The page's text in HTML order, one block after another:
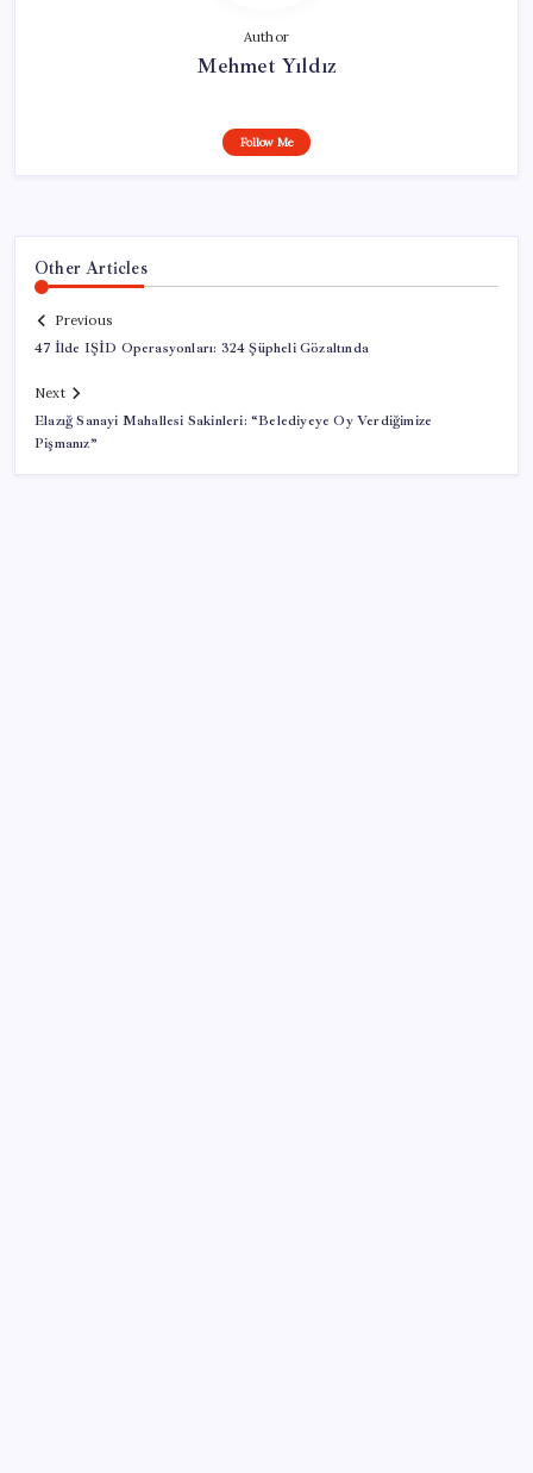
Author
Mehmet Yıldız
Follow Me
Other Articles
Previous
47 İlde IŞİD Operasyonları: 324 Şüpheli Gözaltında
Next
Elazığ Sanayi Mahallesi Sakinleri: “Belediyeye Oy Verdiğimize
Pişmanız”